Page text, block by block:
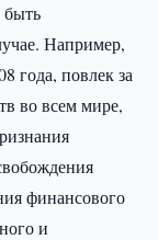
Например,
года, повлек за
во всем мире,
финансового
и